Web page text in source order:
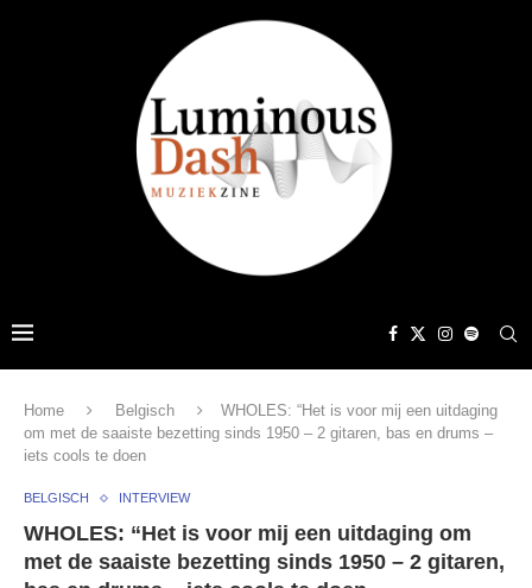
Home Belgisch
WHOLES: “Het is voor mij een uitdaging
om met de saaiste bezetting sinds 1950 – 2 gitaren, bas en drums –
iets cools te doen
BELGISCH INTERVIEW
WHOLES: “Het is voor mij een uitdaging om
met de saaiste bezetting sinds 1950 – 2 gitaren,